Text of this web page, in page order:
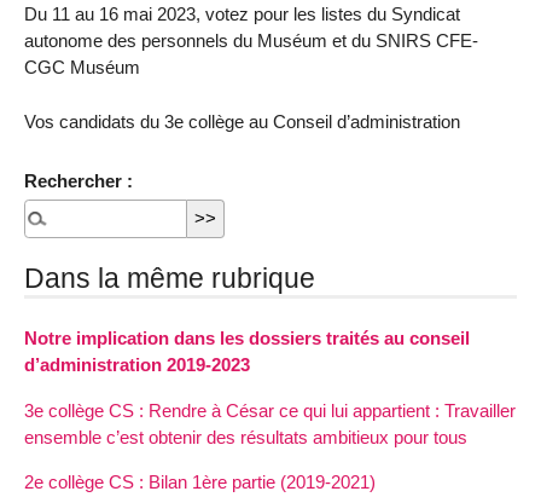
Du 11 au 16 mai 2023, votez pour les listes du Syndicat
autonome des personnels du Muséum et du SNIRS CFE-
CGC Muséum
Vos candidats du 3e collège au Conseil d’administration
Rechercher :
Dans la même rubrique
Notre implication dans les dossiers traités au conseil
d’administration 2019-2023
3e collège CS : Rendre à César ce qui lui appartient : Travailler
ensemble c’est obtenir des résultats ambitieux pour tous
2e collège CS : Bilan 1ère partie (2019-2021)